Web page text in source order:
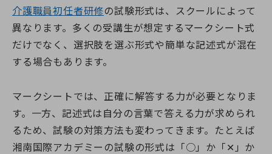
FAQ｜介護職員初任者研修の試験に関するよくあ
る質問
まとめ：介護職員初任者研修試験を突破するため
のポイント
介護職員初任者研修の試験形式は、スクールによって
異なります。多くの受講生が想定するマークシート式
だけでなく、選択肢を選ぶ形式や簡単な記述式が混在
する場合もあります。
マークシートでは、正確に解答する力が必要となりま
す。一方、記述式は自分の言葉で答える力が求められ
るため、試験の対策方法も変わってきます。たとえば
湘南国際アカデミーの試験の形式は「○」か「✕」か